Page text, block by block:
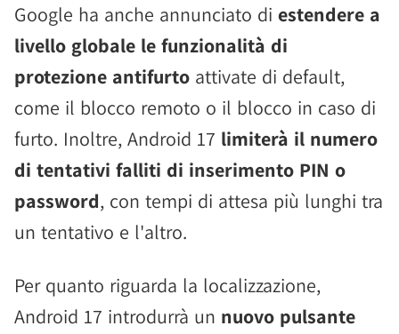
Google ha anche annunciato di estendere a
livello globale le funzionalità di
protezione antifurto attivate di default,
come il blocco remoto o il blocco in caso di
furto. Inoltre, Android 17 limiterà il numero
di tentativi falliti di inserimento PIN o
password, con tempi di attesa più lunghi tra
un tentativo e l'altro.
Per quanto riguarda la localizzazione,
Android 17 introdurrà un nuovo pulsante